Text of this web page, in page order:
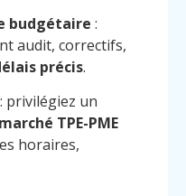
budgétaire :
audit, correctifs,
précis.
: privilégiez un
marché TPE-PME
horaires,